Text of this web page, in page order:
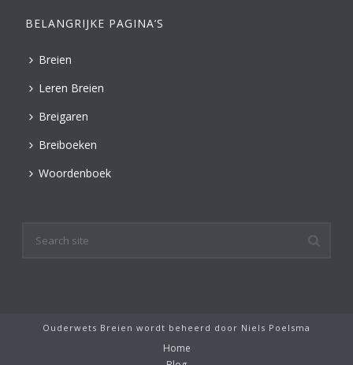
BELANGRIJKE PAGINA’S
Breien
Leren Breien
Breigaren
Breiboeken
Woordenboek
Ouderwets Breien wordt beheerd door Niels Poelsma
Home